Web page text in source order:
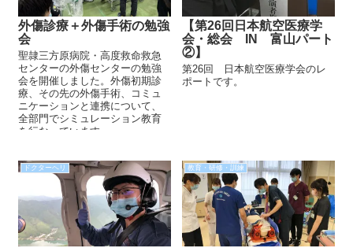
外傷診療＋外傷手術の勉強
会
聖隷三方原病院・高度救命救急
センターの外傷センターの勉強
会を開催しました。外傷初期診
療、その先の外傷手術、コミュ
ニケーションと連携について、
全部門でシミュレーション教育
を行なっています。
【第26回日本航空医療学
会・総会 IN 富山パート
②】
第26回 日本航空医療学会のレ
ポートです。
ドクターヘリ 教育・研修・訓練